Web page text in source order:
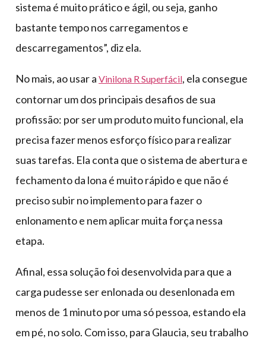
sistema é muito prático e ágil, ou seja, ganho
bastante tempo nos carregamentos e
descarregamentos”, diz ela.
No mais, ao usar a Vinilona R Superfácil, ela consegue
contornar um dos principais desafios de sua
profissão: por ser um produto muito funcional, ela
precisa fazer menos esforço físico para realizar
suas tarefas. Ela conta que o sistema de abertura e
fechamento da lona é muito rápido e que não é
preciso subir no implemento para fazer o
enlonamento e nem aplicar muita força nessa
etapa.
Afinal, essa solução foi desenvolvida para que a
carga pudesse ser enlonada ou desenlonada em
menos de 1 minuto por uma só pessoa, estando ela
em pé, no solo. Com isso, para Glaucia, seu trabalho